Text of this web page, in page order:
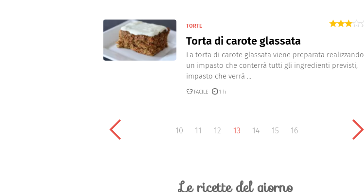
TORTE
Torta di carote glassata
La torta di carote glassata viene preparata realizzando
un impasto che conterrà tutti gli ingredienti previsti,
impasto che verrà ...
FACILE 1 h
10 11 12 13 14 15 16
Le ricette del giorno